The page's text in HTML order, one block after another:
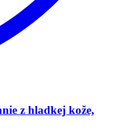
z hladkej kože,